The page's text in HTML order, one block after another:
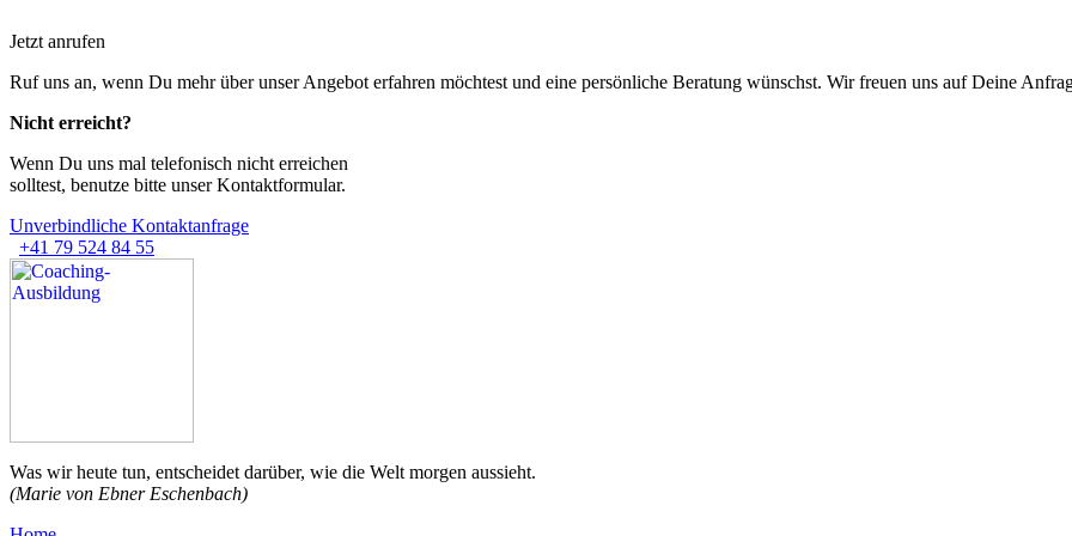
Jetzt anrufen
Ruf uns an, wenn Du mehr über unser Angebot erfahren möchtest und eine persönliche Beratung wünschst. Wir freuen uns auf Deine
Nicht erreicht?
Wenn Du uns mal telefonisch nicht erreichen
solltest, benutze bitte unser Kontaktformular.
Unverbindliche Kontaktanfrage
+41 79 524 84 55
Was wir heute tun, entscheidet darüber, wie die Welt morgen aussieht.
(Marie von Ebner Eschenbach)